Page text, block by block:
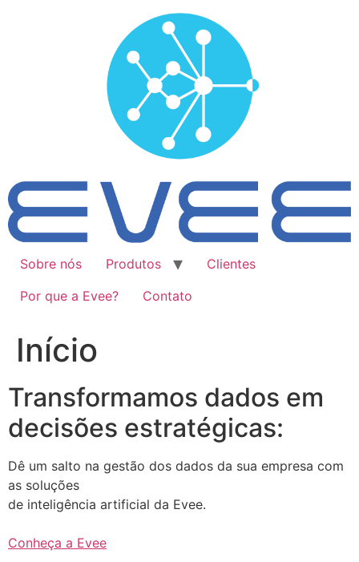
Sobre nós Produtos
Clientes
Por que a Evee?
Contato
Início
Transformamos dados em
decisões estratégicas:
Dê um salto na gestão dos dados da sua empresa com
as soluções
de inteligência artificial da Evee.
Conheça a Evee